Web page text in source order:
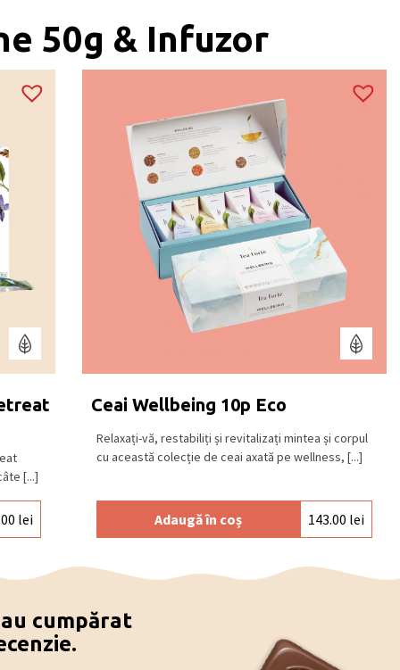
50g & Infuzor
[...]
lei
Ceai Wellbeing 10p Eco
Relaxați-vă, restabiliți și revitalizați mintea și corpul
cu această colecție de ceai axată pe wellness, [...]
Adaugă în coș 143.00 lei
cumpărat